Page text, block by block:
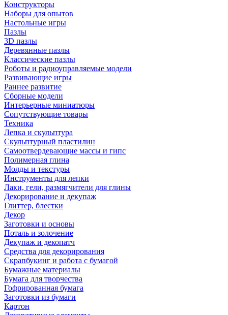
Конструкторы
Наборы для опытов
Настольные игры
Пазлы
3D пазлы
Деревянные пазлы
Классические пазлы
Роботы и радиоуправляемые модели
Развивающие игры
Раннее развитие
Сборные модели
Интерьерные миниатюры
Сопутствующие товары
Техника
Лепка и скульптура
Скульптурный пластилин
Самоотвердевающие массы и гипс
Полимерная глина
Молды и текстуры
Инструменты для лепки
Лаки, гели, размягчители для глины
Декорирование и декупаж
Глиттер, блестки
Декор
Заготовки и основы
Поталь и золочение
Декупаж и декопатч
Средства для декорирования
Скрапбукинг и работа с бумагой
Бумажные материалы
Бумага для творчества
Гофрированная бумага
Заготовки из бумаги
Картон